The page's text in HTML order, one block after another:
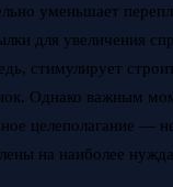
уменьшает
для увеличения
стимулирует
Однако важным
целеполагание —
на наиболее